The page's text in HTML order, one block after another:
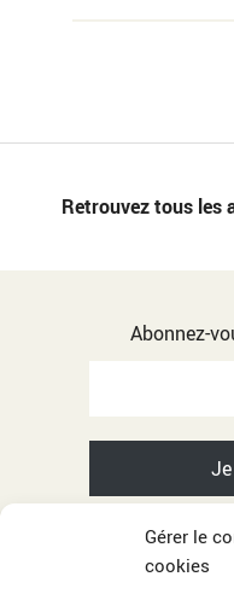
Gérer le
cookies
Retrouvez tous les
Abonnez-